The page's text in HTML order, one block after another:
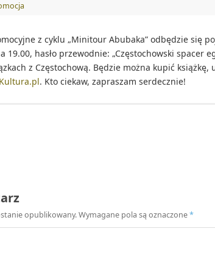
z cyklu „Minitour Abubaka” odbędzie się
19.00, hasło przewodnie: „Częstochowski spacer
z Częstochową. Będzie można kupić książkę,
. Kto ciekaw, zapraszam serdecznie!
opublikowany.Wymagane pola są oznaczone*